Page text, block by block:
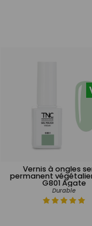
Vernis à ongles
permanent
G801 Agate
Durable